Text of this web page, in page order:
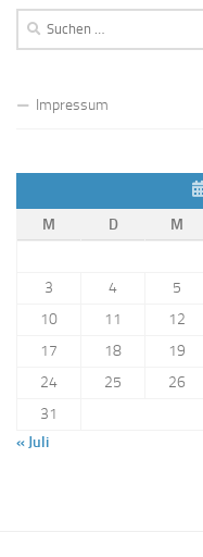
Suchen
Impressum
M
D M
3
4 5
10
11 12
17
18 19
24
25 26
31
« Juli